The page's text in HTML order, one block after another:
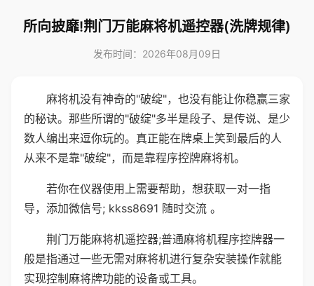
所向披靡!荆门万能麻将机遥控器(洗牌规律)
发布时间：2026年08月09日
麻将机没有神奇的"破绽"，也没有能让你稳赢三家
的秘诀。那些所谓的"破绽"多半是段子、是传说、是少
数人编出来逗你玩的。真正能在牌桌上笑到最后的人
从来不是靠"破绽"，而是靠程序控牌麻将机。
若你在仪器使用上需要帮助，想获取一对一指
导，添加微信号; kkss8691 随时交流 。
荆门万能麻将机遥控器;普通麻将机程序控牌器一
般是指通过一些无需对麻将机进行复杂安装操作就能
实现控制麻将牌功能的设备或工具。